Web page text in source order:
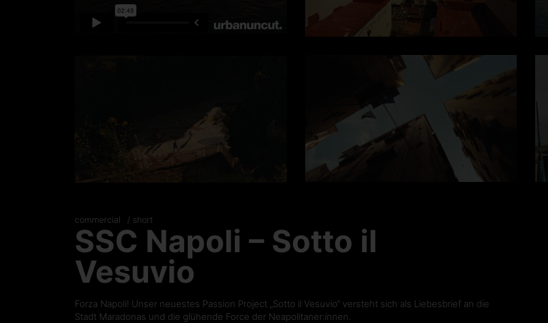
commercial short
SSC Napoli – Sotto il
Vesuvio
Forza Napoli! Unser neuestes Passion Project „Sotto il Vesuvio“ versteht sich als Liebesbrief an die
Stadt Maradonas und die glühende Force der Neapolitaner:innen.